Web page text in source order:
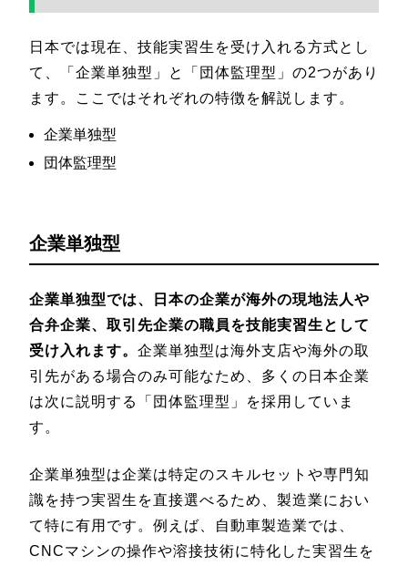
日本では現在、技能実習生を受け入れる方式とし
て、「企業単独型」と「団体監理型」の2つがあり
ます。ここではそれぞれの特徴を解説します。
企業単独型
団体監理型
企業単独型
企業単独型では、日本の企業が海外の現地法人や
合弁企業、取引先企業の職員を技能実習生として
受け入れます。 企業単独型は海外支店や海外の取
引先がある場合のみ可能なため、多くの日本企業
は次に説明する「団体監理型」を採用していま
す。
企業単独型は企業は特定のスキルセットや専門知
識を持つ実習生を直接選べるため、製造業におい
て特に有用です。例えば、自動車製造業では、
CNCマシンの操作や溶接技術に特化した実習生を